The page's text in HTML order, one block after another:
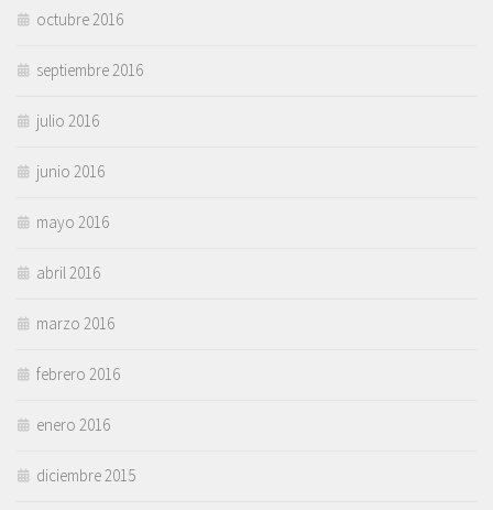
octubre 2016
septiembre 2016
julio 2016
junio 2016
mayo 2016
abril 2016
marzo 2016
febrero 2016
enero 2016
diciembre 2015